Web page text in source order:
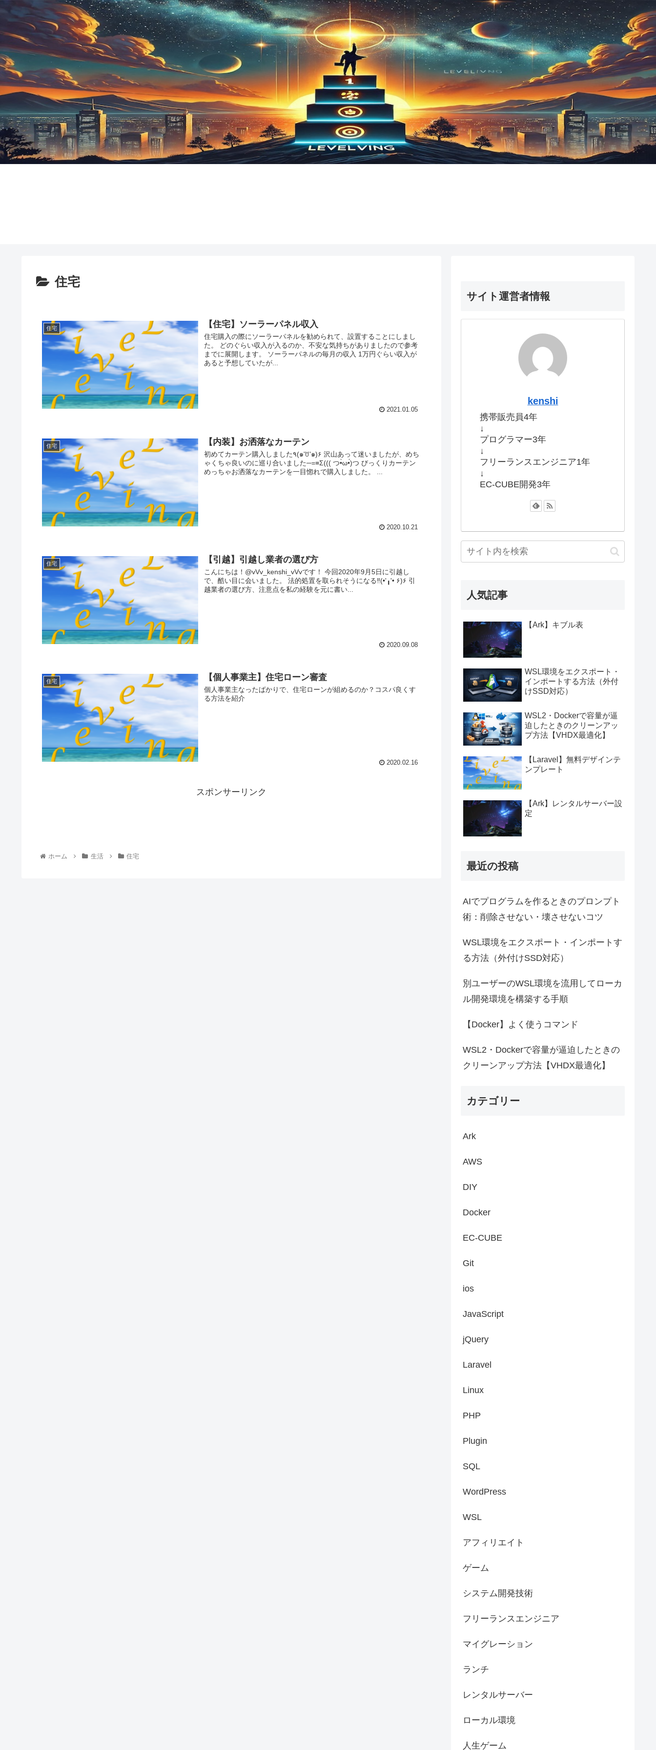
住宅
住宅 【住宅】ソーラーパネル収入
住宅購入の際にソーラーパネルを勧められて、設置することにしまし
た。 どのぐらい収入が入るのか、不安な気持ちがありましたので参考
までに展開します。 ソーラーパネルの毎月の収入 1万円ぐらい収入が
あると予想していたが...
2021.01.05
住宅 【内装】お洒落なカーテン
初めてカーテン購入しました٩(๑'ꇴ'๑)۶ 沢山あって迷いましたが、めち
ゃくちゃ良いのに巡り合いました─=≡Σ((( つ•̀ω•́)つ びっくりカーテン
めっちゃお洒落なカーテンを一目惚れで購入しました。 ...
2020.10.21
住宅 【引越】引越し業者の選び方
こんにちは！@vVv_kenshi_vVvです！ 今回2020年9月5日に引越し
で、酷い目に会いました。 法的処置を取られそうになる‼(•'╻'• ۶)۶ 引
越業者の選び方、注意点を私の経験を元に書い...
2020.09.08
住宅 【個人事業主】住宅ローン審査
個人事業主なったばかりで、住宅ローンが組めるのか？コスパ良くす
る方法を紹介
2020.02.16
スポンサーリンク
ホーム 生活 住宅
サイト運営者情報
kenshi
携帯販売員4年
↓
プログラマー3年
↓
フリーランスエンジニア1年
↓
EC-CUBE開発3年
人気記事
【Ark】キブル表
WSL環境をエクスポート・
インポートする方法（外付
けSSD対応）
WSL2・Dockerで容量が逼
迫したときのクリーンアッ
プ方法【VHDX最適化】
【Laravel】無料デザインテ
ンプレート
【Ark】レンタルサーバー設
定
最近の投稿
AIでプログラムを作るときのプロンプト
術：削除させない・壊させないコツ
WSL環境をエクスポート・インポートす
る方法（外付けSSD対応）
別ユーザーのWSL環境を流用してローカ
ル開発環境を構築する手順
【Docker】よく使うコマンド
WSL2・Dockerで容量が逼迫したときの
クリーンアップ方法【VHDX最適化】
カテゴリー
Ark
AWS
DIY
Docker
EC-CUBE
Git
ios
JavaScript
jQuery
Laravel
Linux
PHP
Plugin
SQL
WordPress
WSL
アフィリエイト
ゲーム
システム開発技術
フリーランスエンジニア
マイグレーション
ランチ
レンタルサーバー
ローカル環境
人生ゲーム